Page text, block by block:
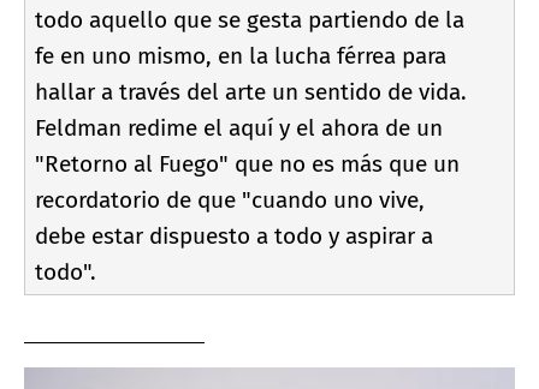
todo aquello que se gesta partiendo de la
fe en uno mismo, en la lucha férrea para
hallar a través del arte un sentido de vida.
Feldman redime el aquí­ y el ahora de un
"Retorno al Fuego" que no es más que un
recordatorio de que "cuando uno vive,
debe estar dispuesto a todo y aspirar a
todo".